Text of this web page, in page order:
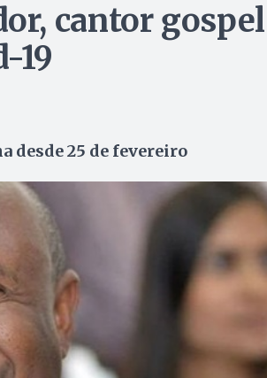
cantor
19
desde 25 de fevereiro